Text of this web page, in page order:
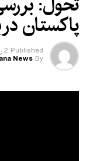
پاکستان
Published 2 روز ago
By
News